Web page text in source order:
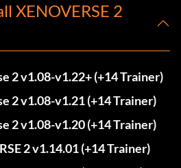
XENOVERSE 2
2 v1.08-v1.22+ (+14 Trainer)
2 v1.08-v1.21 (+14 Trainer)
2 v1.08-v1.20 (+14 Trainer)
2 v1.14.01 (+14 Trainer)